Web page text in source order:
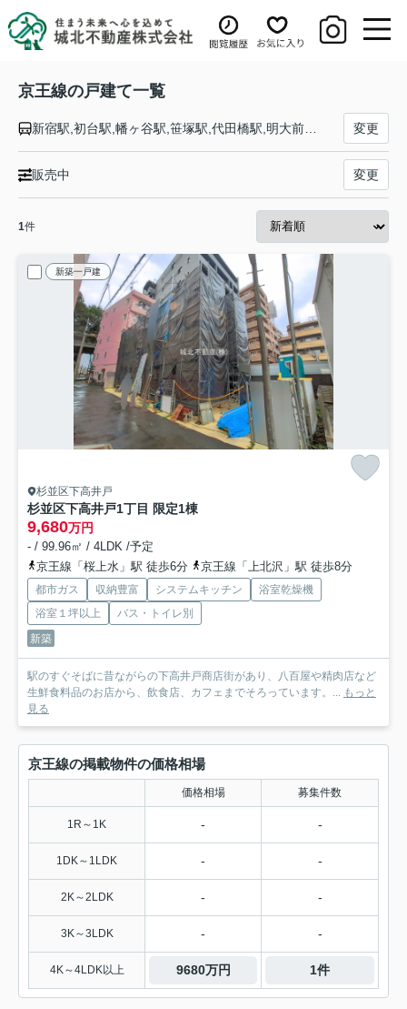
京王線の戸建て一覧
変更
販売中 変更
1件
新築一戸建
杉並区下高井戸
杉並区下高井戸1丁目 限定1棟
9,680万円
- / 99.96㎡ / 4LDK /予定
京王線「桜上水」駅 徒歩6分
京王線「上北沢」駅 徒歩8分
都市ガス 収納豊富 システムキッチン
浴室乾燥機
浴室１坪以上
バス・トイレ別
新築
駅のすぐそばに昔ながらの下高井戸商店街があり、八百屋や精肉店など
生鮮食料品のお店から、飲食店、カフェまでそろっています。... もっと
見る
京王線の掲載物件の価格相場
価格相場 募集件数
1R～1K - -
1DK～1LDK - -
2K～2LDK - -
3K～3LDK - -
4K～4LDK以上 9680万円 1件